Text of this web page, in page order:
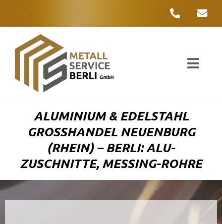
ALUMINIUM & EDELSTAHL
GROSSHANDEL NEUENBURG (
RHEIN) – BERLI: ALU-Z
USCHNITTE, MESSING-ROHRE